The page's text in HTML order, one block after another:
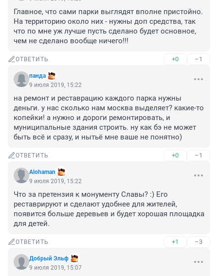
Главное, что сами парки выглядят вполне пристойно.
На территорию около них - нужны доп средства, так
что по мне уж лучше пусть сделано будет основное,
чем не сделано вообще ничего!!!
ОТВЕТИТЬ +0 –1
панда
9 июля 2019, 15:22
на ремонт и реставрацию каждого парка нужны
деньги. у нас сколько нам москва выделяет? какие-то
копейки! а нужно и дороги ремонтировать, и
муниципальные здания строить. ну как бэ не может
быть всё и сразу, и нытьё мне ваше не понятно)
ОТВЕТИТЬ +0 –1
Alohaman
9 июля 2019, 15:22
Что за претензия к монументу Славы? :) Его
реставрируют и сделают удобнее для жителей,
появится больше деревьев и будет хорошая площадка
для детей.
ОТВЕТИТЬ +1 –3
Добрый Эльф
9 июля 2019, 15:07